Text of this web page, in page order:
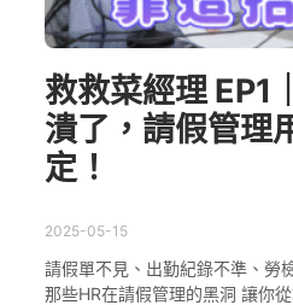
救救菜經理 EP1
潰了，請假管理
定！
2025-05-15
請假單不見、出勤紀錄不準、勞
那些HR在請假管理的黑洞 讓你